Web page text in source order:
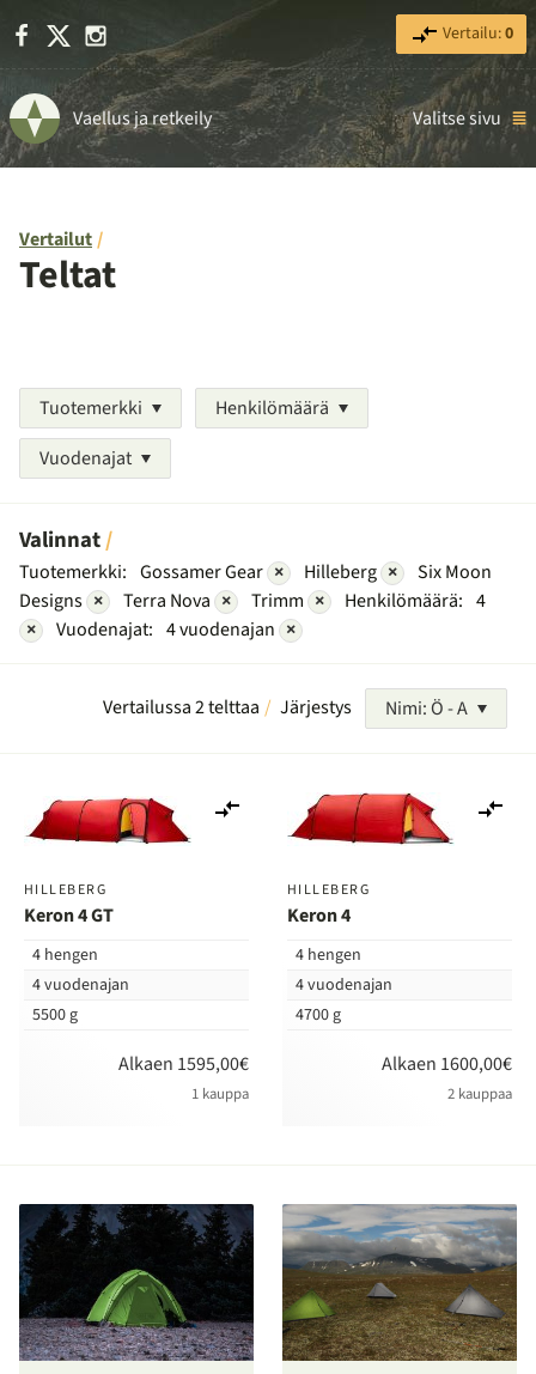
Facebook Instagram Vertailu:0
Vaellus ja retkeily Valitse sivu
Vertailut
Teltat
Tuotemerkki
Henkilömäärä
Vuodenajat
Valinnat
Tuotemerkki: Gossamer Gear × Hilleberg ×
Six Moon
Designs × Terra Nova × Trimm × Henkilömäärä: 4
×
Vuodenajat: 4 vuodenajan ×
Vertailussa 2 telttaa Järjestys Nimi: Ö - A
HILLEBERG
Keron 4 GT
4 hengen
4 vuodenajan
5500 g
Alkaen 1595,00€
1 kauppa
vertailuun
HILLEBERG
Keron 4
4 hengen
4 vuodenajan
4700 g
Alkaen 1600,00€
2 kauppaa